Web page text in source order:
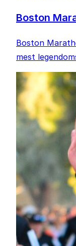
Boston
Boston
mest